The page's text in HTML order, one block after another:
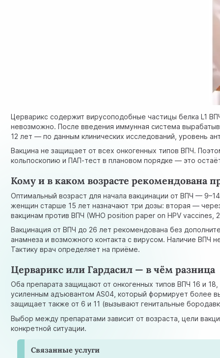
Церварикс содержит вирусоподобные частицы белка L1
невозможно. После введения иммунная система
12 лет — по данным клинических исследований, уровень
Вакцина не защищает от всех онкогенных типов ВПЧ.
кольпоскопию и ПАП-тест в плановом порядке — это
Кому и в каком возрасте рекомендована
Оптимальный возраст для начала вакцинации от ВПЧ —
женщин старше 15 лет назначают три дозы: вторая —
вакцинам против ВПЧ (WHO position paper on HPV vaccines,
Вакцинация от ВПЧ до 26 лет рекомендована без
анамнеза и возможного контакта с вирусом. Наличие ВПЧ
Тактику врач определяет на приёме.
Церварикс или Гардасил — в чём разница
Оба препарата защищают от онкогенных типов ВПЧ 16 и
усиленным адъювантом AS04, который формирует более
защищает также от 6 и 11 (вызывают генитальные
Выбор между препаратами зависит от возраста, цели
конкретной ситуации.
Связанные услуги